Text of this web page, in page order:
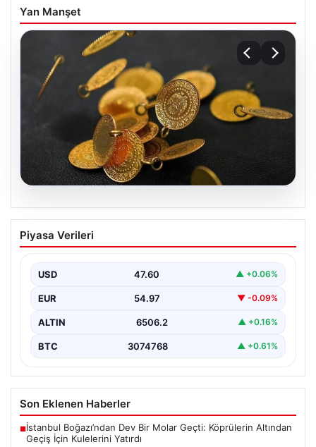
Yan Manşet
13 Nisan 2026 Altın Fiyatları: Gram,
Çeyrek ve Cumhuriyet Altını Güncel
Altın piyasalarında yaşanan gelişmeler, özellikle ABD ile
yatırımcıların…
Piyasa Verileri
USD 47.60 ▲ +0.06%
EUR 54.97 ▼ -0.09%
ALTIN 6506.2 ▲ +0.16%
BTC 3074768 ▲ +0.61%
Son Eklenen Haberler
■İstanbul Boğazı’ndan Dev Bir Molar Geçti: Köprülerin Altından
Geçiş İçin Kulelerini Yatırdı